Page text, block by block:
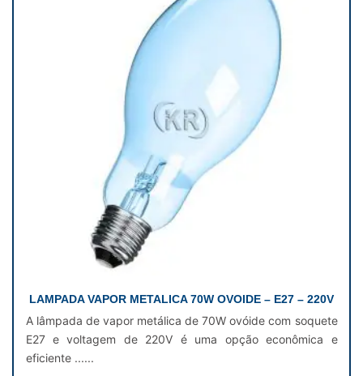
LAMPADA VAPOR METALICA 70W OVOIDE – E27 – 220V
A lâmpada de vapor metálica de 70W ovóide com soquete
E27 e voltagem de 220V é uma opção econômica e
eficiente ......